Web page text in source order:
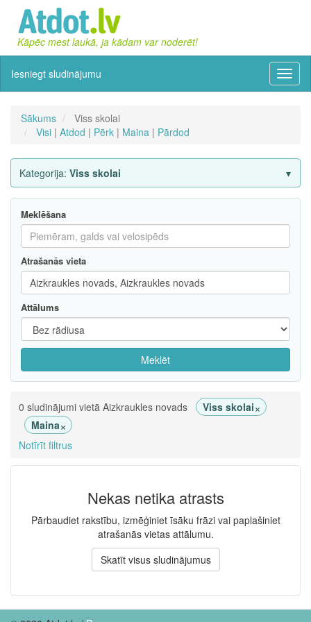
Kāpēc mest laukā, ja kādam var noderēt!
Iesniegt sludinājumu
Sākums
Viss skolai
Visi | Atdod | Pērk | Maina | Pārdod
Kategorija: Viss skolai
Meklēšana
Atrašanās vieta
Attālums
Meklēt
0 sludinājumi vietā Aizkraukles novads Viss skolai×
Maina×
Notīrīt filtrus
Nekas netika atrasts
Pārbaudiet rakstību, izmēģiniet īsāku frāzi vai paplašiniet
atrašanās vietas attālumu.
Skatīt visus sludinājumus